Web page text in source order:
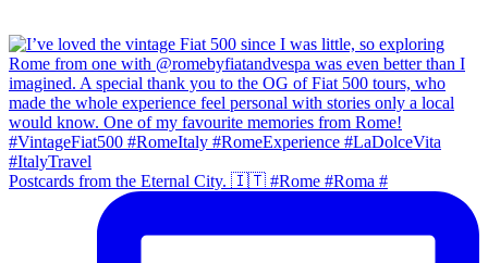
Postcards from the Eternal City. 🇮🇹 #Rome #Roma #